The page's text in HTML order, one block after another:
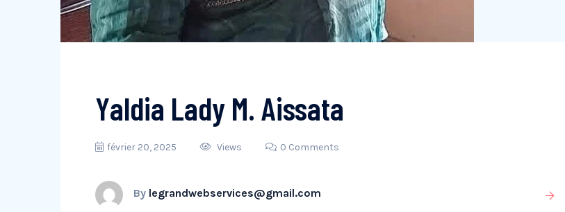
Yaldia Lady M. Aissata
février 20, 2025 Views 0 Comments
By legrandwebservices@gmail.com